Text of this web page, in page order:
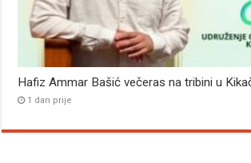
Hafiz Ammar Bašić večeras na tribini u
1 dan prije